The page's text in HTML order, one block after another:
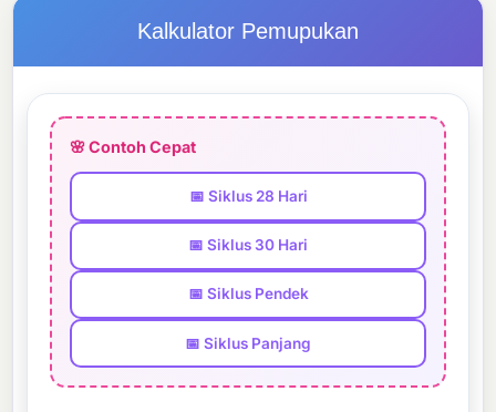
Kalkulator Pemupukan
🌸 Contoh Cepat
📅 Siklus 28 Hari
📅 Siklus 30 Hari
📅 Siklus Pendek
📅 Siklus Panjang